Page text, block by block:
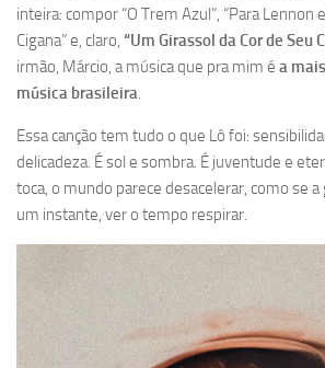
inteira: compor “O Trem Azul”, “Para Lennon
Cigana” e, claro, “Um Girassol da Cor de Seu
irmão, Márcio, a música que pra mim é a
música brasileira.
Essa canção tem tudo o que Lô foi:
delicadeza. É sol e sombra. É juventude e
toca, o mundo parece desacelerar, como se
um instante, ver o tempo respirar.